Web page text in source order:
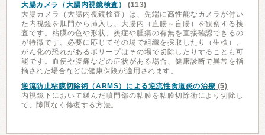
大腸カメラ（大腸内視鏡検査）
(113)
大腸カメラ（大腸内視鏡検査）は、先端に高性能なカメラが付い
た内視鏡を肛門から挿入し、大腸内（直腸～盲腸）を観察する検
査です。粘膜の色や形状、炎症や腫瘍の有無を直接確認できるの
が特徴です。必要に応じてその場で組織を採取したり（生検）、
がん化の恐れがあるポリープはその場で切除したりすることも可
能です。血便や腹痛などの症状がある場合、健康診断で異常を指
摘された場合などは健康保険が適用されます。
逆流防止粘膜切除術（ARMS）による逆流性食道炎の治療 (5)
内視鏡下において緩んだ噴門部の粘膜を粘膜切除術により切除し
て、隙間なく修復する方法。